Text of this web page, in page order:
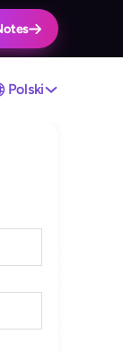
Polski